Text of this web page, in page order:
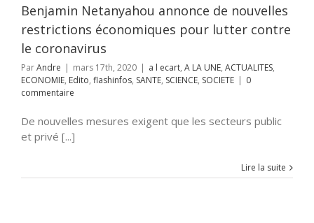
SANTE
SOCIETE
Benjamin Netanyahou annonce de nouvelles
restrictions économiques pour lutter contre
le coronavirus
ParAndre | mars 17th, 2020 | a l ecart, A LA UNE, ACTUALITES,
ECONOMIE, Edito, flashinfos, SANTE, SCIENCE, SOCIETE | 0
commentaire
De nouvelles mesures exigent que les secteurs public
et privé [...]
Lire la suite